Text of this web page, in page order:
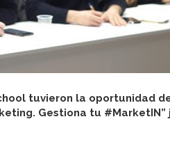
tuvieron la oportunidad
Gestiona tu